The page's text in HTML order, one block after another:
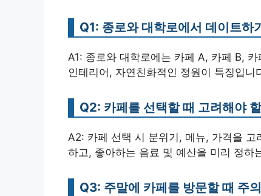
Q1: 종로와 대학로에서 데이트하
A1: 종로와 대학로에는 카페 A, 카페 B,
인테리어, 자연친화적인 정원이 특징입니
Q2: 카페를 선택할 때 고려해야
A2: 카페 선택 시 분위기, 메뉴, 가격을
하고, 좋아하는 음료 및 예산을 미리 정하
Q3: 주말에 카페를 방문할 때 주